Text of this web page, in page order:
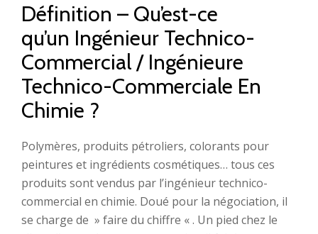
Définition – Qu’est-ce
qu’un Ingénieur Technico-
Commercial / Ingénieure
Technico-Commerciale En
Chimie ?
Polymères, produits pétroliers, colorants pour
peintures et ingrédients cosmétiques… tous ces
produits sont vendus par l’ingénieur technico-
commercial en chimie. Doué pour la négociation, il
se charge de » faire du chiffre « . Un pied chez le